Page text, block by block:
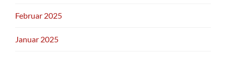
Februar 2025
Januar 2025